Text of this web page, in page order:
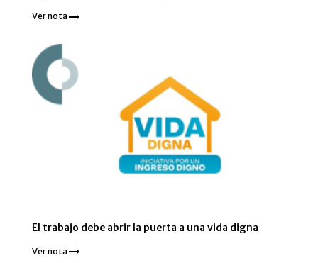
Ver nota
El trabajo debe abrir la puerta a una vida digna
Ver nota